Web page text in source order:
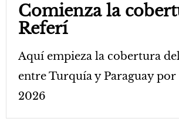
Comienza la
Referí
Aquí empieza la cobertura
entre Turquía y Paraguay
2026